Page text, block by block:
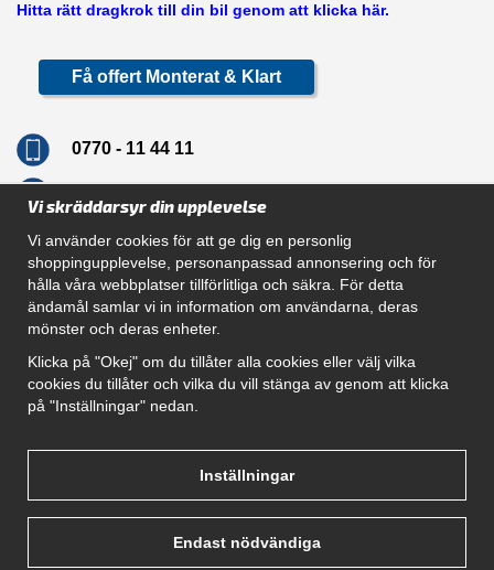
Hitta rätt dragkrok till din bil genom att klicka här.
Få offert Monterat & Klart
0770 - 11 44 11
Navigation
Hur beställer jag
Gör Det Själv Paket
Montera dragkrok
SUPPORT
Villkor
Vi skräddarsyr din upplevelse
Vi använder cookies för att ge dig en personlig
shoppingupplevelse, personanpassad annonsering och för
hålla våra webbplatser tillförlitliga och säkra. För detta
ändamål samlar vi in information om användarna, deras
mönster och deras enheter.
Klicka på "Okej" om du tillåter alla cookies eller välj vilka
cookies du tillåter och vilka du vill stänga av genom att klicka
på "Inställningar" nedan.
Inställningar
Endast nödvändiga